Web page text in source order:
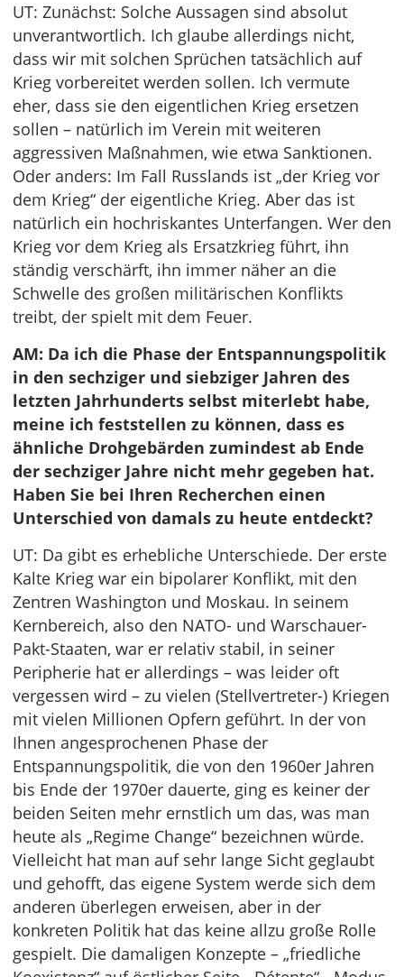
UT: Zunächst: Solche Aussagen sind absolut
unverantwortlich. Ich glaube allerdings nicht,
dass wir mit solchen Sprüchen tatsächlich auf
Krieg vorbereitet werden sollen. Ich vermute
eher, dass sie den eigentlichen Krieg ersetzen
sollen – natürlich im Verein mit weiteren
aggressiven Maßnahmen, wie etwa Sanktionen.
Oder anders: Im Fall Russlands ist „der Krieg vor
dem Krieg“ der eigentliche Krieg. Aber das ist
natürlich ein hochriskantes Unterfangen. Wer den
Krieg vor dem Krieg als Ersatzkrieg führt, ihn
ständig verschärft, ihn immer näher an die
Schwelle des großen militärischen Konflikts
treibt, der spielt mit dem Feuer.
AM: Da ich die Phase der Entspannungspolitik
in den sechziger und siebziger Jahren des
letzten Jahrhunderts selbst miterlebt habe,
meine ich feststellen zu können, dass es
ähnliche Drohgebärden zumindest ab Ende
der sechziger Jahre nicht mehr gegeben hat.
Haben Sie bei Ihren Recherchen einen
Unterschied von damals zu heute entdeckt?
UT: Da gibt es erhebliche Unterschiede. Der erste
Kalte Krieg war ein bipolarer Konflikt, mit den
Zentren Washington und Moskau. In seinem
Kernbereich, also den NATO- und Warschauer-
Pakt-Staaten, war er relativ stabil, in seiner
Peripherie hat er allerdings – was leider oft
vergessen wird – zu vielen (Stellvertreter-) Kriegen
mit vielen Millionen Opfern geführt. In der von
Ihnen angesprochenen Phase der
Entspannungspolitik, die von den 1960er Jahren
bis Ende der 1970er dauerte, ging es keiner der
beiden Seiten mehr ernstlich um das, was man
heute als „Regime Change“ bezeichnen würde.
Vielleicht hat man auf sehr lange Sicht geglaubt
und gehofft, das eigene System werde sich dem
anderen überlegen erweisen, aber in der
konkreten Politik hat das keine allzu große Rolle
gespielt. Die damaligen Konzepte – „friedliche